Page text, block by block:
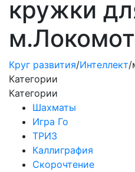
кружки
Круг развития/Интеллект/
Категории
Категории
Шахматы
Игра Го
ТРИЗ
Каллиграфия
Скорочтение